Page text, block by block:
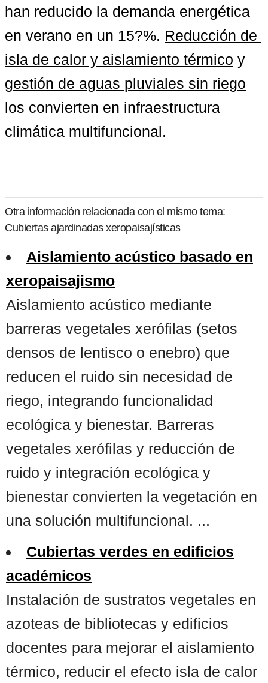
han reducido la demanda energética
en verano en un 15?%. Reducción de
isla de calor y aislamiento térmico
gestión de aguas pluviales sin riego
los convierten en infraestructura
climática multifuncional.
Otra información relacionada con el mismo tema:
Cubiertas ajardinadas xeropaisajísticas
Aislamiento acústico basado en
xeropaisajismo
Aislamiento acústico mediante
barreras vegetales xerófilas (setos
densos de lentisco o enebro) que
reducen el ruido sin necesidad de
riego, integrando funcionalidad
ecológica y bienestar. Barreras
vegetales xerófilas y reducción de
ruido y integración ecológica y
bienestar convierten la vegetación en
una solución multifuncional. ...
Cubiertas verdes en edificios
académicos
Instalación de sustratos vegetales en
azoteas de bibliotecas y edificios
docentes para mejorar el aislamiento
térmico, reducir el efecto isla de calor